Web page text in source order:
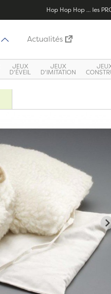
Hop Hop Hop ... les
Actualités
JEUX
D'ÉVEIL
JEUX
D'IMITATION